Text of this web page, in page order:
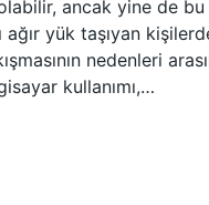
ancak yine de bu
ağır yük taşıyan
nedenleri
kullanımı,…